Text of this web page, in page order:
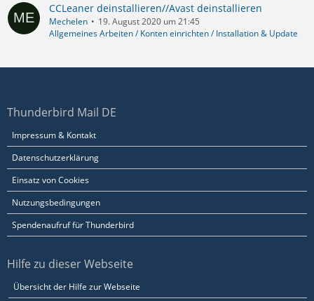
CCLeaner deinstallieren//Avast deinstallieren
Mechelen
19. August 2020 um 21:45
Allgemeines Arbeiten / Konten einrichten / Installation & Update
Thunderbird Mail DE
Impressum & Kontakt
Datenschutzerklärung
Einsatz von Cookies
Nutzungsbedingungen
Spendenaufruf für Thunderbird
Hilfe zu dieser Webseite
Übersicht der Hilfe zur Webseite